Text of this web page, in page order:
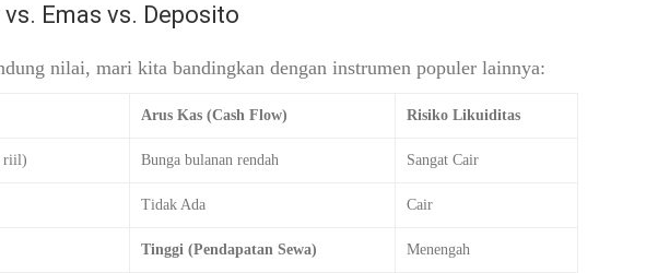
Emas vs. Deposito
nilai, mari kita bandingkan dengan instrumen populer lainnya:
Arus Kas (Cash Flow) Risiko Likuiditas
riil) Bunga bulanan rendah Sangat Cair
Tidak Ada Cair
Tinggi (Pendapatan Sewa) Menengah